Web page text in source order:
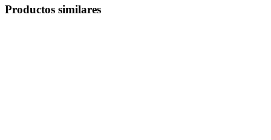
Productos similares